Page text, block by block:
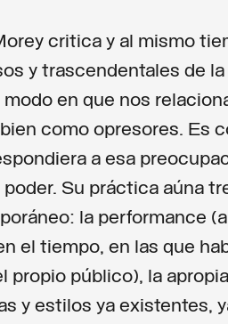
critica y al mismo
y trascendentales de
en que nos
como opresores. Es
a esa
Su práctica aúna
la performance
el tiempo, en las que
propio público), la
y estilos ya existentes,